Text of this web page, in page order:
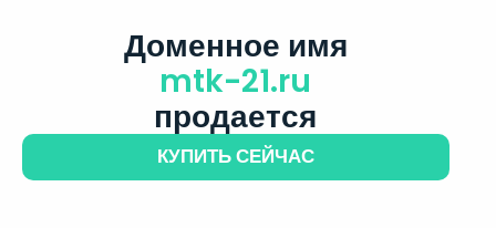
Доменное имя
mtk-21.ru
продается
КУПИТЬ СЕЙЧАС